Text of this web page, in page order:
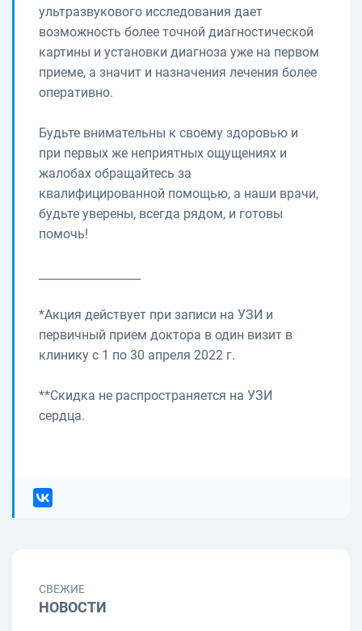
ультразвукового исследования дает
возможность более точной диагностической
картины и установки диагноза уже на первом
приеме, а значит и назначения лечения более
оперативно.
Будьте внимательны к своему здоровью и
при первых же неприятных ощущениях и
жалобах обращайтесь за
квалифицированной помощью, а наши врачи,
будьте уверены, всегда рядом, и готовы
помочь!
*Акция действует при записи на УЗИ и
первичный прием доктора в один визит в
клинику с 1 по 30 апреля 2022 г.
**Скидка не распространяется на УЗИ
сердца.
СВЕЖИЕ
НОВОСТИ